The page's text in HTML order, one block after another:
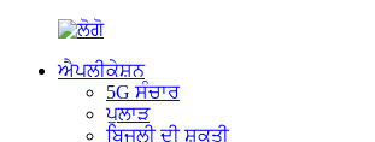
ਐਪਲੀਕੇਸ਼ਨ
5G ਸੰਚਾਰ
ਪੁਲਾੜ
ਬਿਜਲੀ ਦੀ ਸ਼ਕਤੀ